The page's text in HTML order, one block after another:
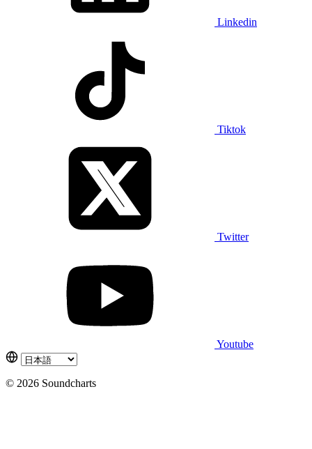
Linkedin
Tiktok
Twitter
Youtube
© 2026 Soundcharts